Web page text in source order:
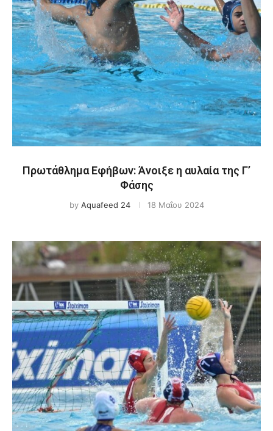
Πρωτάθλημα Εφήβων: Άνοιξε η αυλαία της Γ’
Φάσης
by Aquafeed 24 18 Μαΐου 2024